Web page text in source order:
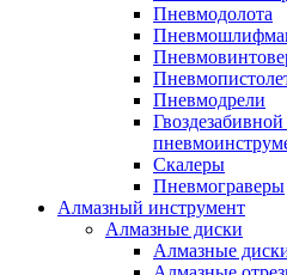
Пневмодолота
Пневмодрели
Скалеры
Пневмограверы
Алмазный инструмент
Алмазные диски
Алмазные